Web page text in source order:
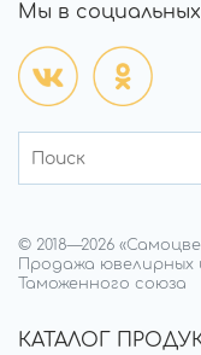
Мы в
© 2018—2026
Продажа
Таможенного союза
КАТАЛОГ